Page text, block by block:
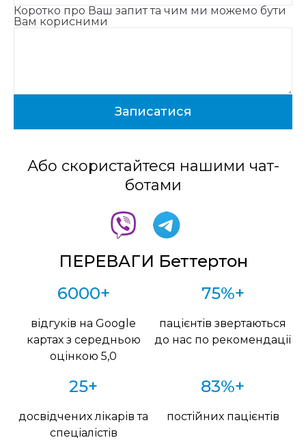
Коротко про Ваш запит та чим ми можемо бути
Вам корисними
Або скористайтеся нашими чат-
ботами
ПЕРЕВАГИ Беттертон
6000+
відгуків на Google
картах з середньою
оцінкою 5,0
75%+
пацієнтів звертаються
до нас по рекомендації
25+
досвідчених лікарів та
спеціалістів
83%+
постійних пацієнтів